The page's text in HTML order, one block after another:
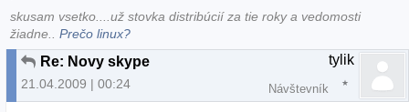
skusam vsetko....už stovka distribúcií za tie roky a vedomosti
žiadne..Prečo linux?
Re: Novy skype
21.04.2009 | 00:24
tylik
Návštevník